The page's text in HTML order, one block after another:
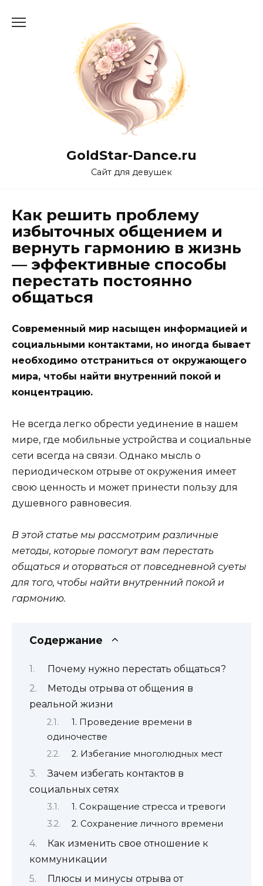
GoldStar-Dance.ru
Сайт для девушек
Как решить проблему
избыточных общением и
вернуть гармонию в жизнь
— эффективные способы
перестать постоянно
общаться
Современный мир насыщен информацией и
социальными контактами, но иногда бывает
необходимо отстраниться от окружающего
мира, чтобы найти внутренний покой и
концентрацию.
Не всегда легко обрести уединение в нашем
мире, где мобильные устройства и социальные
сети всегда на связи. Однако мысль о
периодическом отрыве от окружения имеет
свою ценность и может принести пользу для
душевного равновесия.
В этой статье мы рассмотрим различные
методы, которые помогут вам перестать
общаться и оторваться от повседневной суеты
для того, чтобы найти внутренний покой и
гармонию.
Содержание
Почему нужно перестать общаться?
Методы отрыва от общения в
реальной жизни
1. Проведение времени в
одиночестве
2. Избегание многолюдных мест
Зачем избегать контактов в
социальных сетях
1. Сокращение стресса и тревоги
2. Сохранение личного времени
Как изменить свое отношение к
коммуникации
Плюсы и минусы отрыва от